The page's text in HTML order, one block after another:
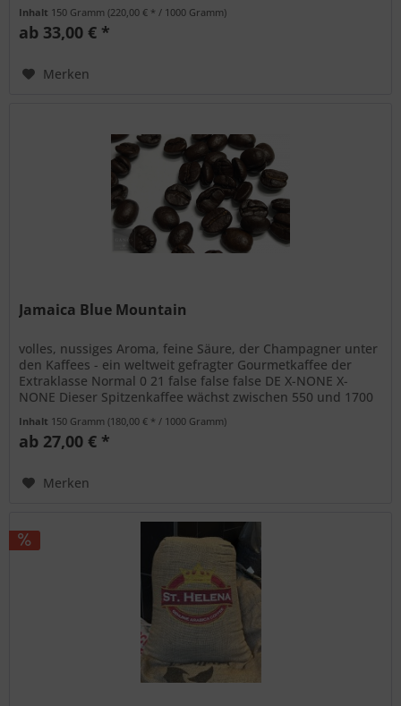
Inhalt 150 Gramm(220,00 € * / 1000 Gramm)
ab 33,00 € *
Merken
Jamaica Blue Mountain
volles, nussiges Aroma, feine Säure, der Champagner unter
den Kaffees - ein weltweit gefragter Gourmetkaffee der
Extraklasse Normal 0 21 false false false DE X-NONE X-
NONE Dieser Spitzenkaffee wächst zwischen 550 und 1700
Inhalt 150 Gramm(180,00 € * / 1000 Gramm)
ab 27,00 € *
Merken